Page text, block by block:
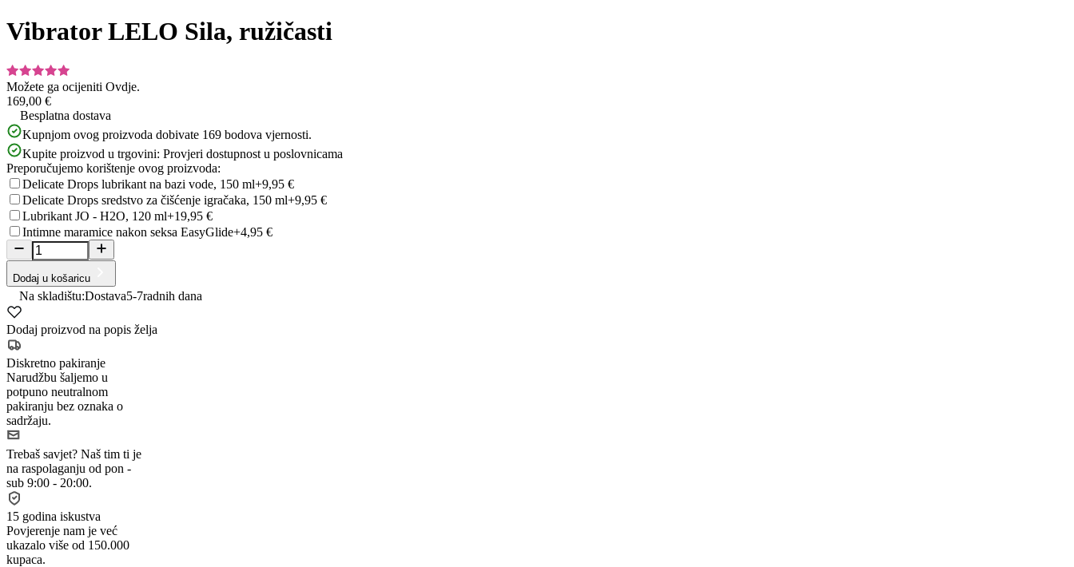
of
3
Vibrator LELO Sila, ružičasti
Možete ga ocijeniti Ovdje.
169,00 €
Besplatna dostava
Kupnjom ovog proizvoda dobivate 169 bodova vjernosti.
Kupite proizvod u trgovini: Provjeri dostupnost u poslovnicama
Preporučujemo korištenje ovog proizvoda:
Delicate Drops lubrikant na bazi vode, 150 ml+9,95 €
Delicate Drops sredstvo za čišćenje igračaka, 150 ml+9,95 €
Lubrikant JO - H2O, 120 ml+19,95 €
Intimne maramice nakon seksa EasyGlide+4,95 €
Dodaj u košaricu
Na skladištu:Dostava5-7radnih dana
Dodaj proizvod na popis želja
Diskretno pakiranje
Narudžbu šaljemo u
potpuno neutralnom
pakiranju bez oznaka o
sadržaju.
Trebaš savjet? Naš tim ti je
na raspolaganju od pon -
sub 9:00 - 20:00.
15 godina iskustva
Povjerenje nam je već
ukazalo više od 150.000
kupaca.